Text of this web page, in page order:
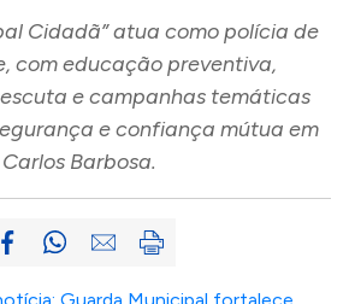
Cidadã” atua como polícia de
com educação preventiva,
e campanhas temáticas
e confiança mútua em
Carlos Barbosa.